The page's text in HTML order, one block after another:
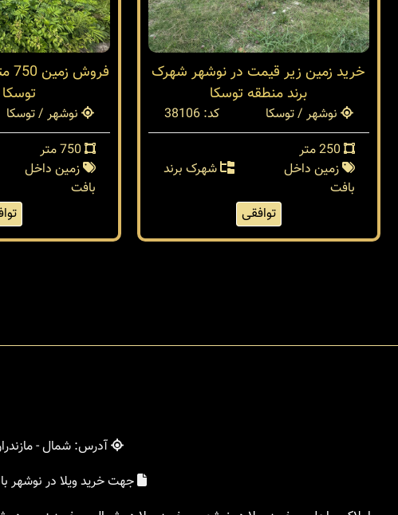
خرید زمین زیر قیمت در نوشهر شهرک
برند منطقه توسکا
نوشهر / توسکا
کد: 38106
زمین داخل
بافت
شهرک برند
توافقی
نوشهر / توسکا
زمین داخل
بافت
آدرس: شمال -
جهت خرید ویلا در نوشهر